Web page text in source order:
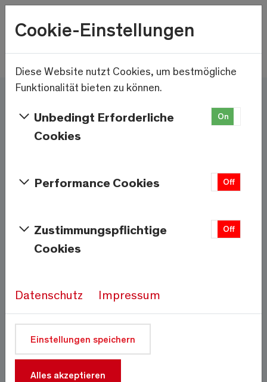
Skip to main content
11.2°C
Wetter
Hier und jetzt – Saas-
Fee/Saastal ist bereit
11.2°C
Cookie-Einstellungen
Diese Website nutzt Cookies, um bestmögliche
Funktionalität bieten zu können.
Unbedingt Erforderliche
Cookies
On
Performance Cookies Off
Zustimmungspflichtige
Cookies
Off
Datenschutz Impressum
Einstellungen speichern
Alles akzeptieren